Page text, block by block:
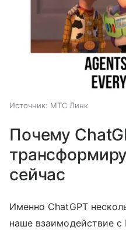
Источник: МТС Линк
Почему
сейчас
Именно ChatGPT
наше взаимодействие